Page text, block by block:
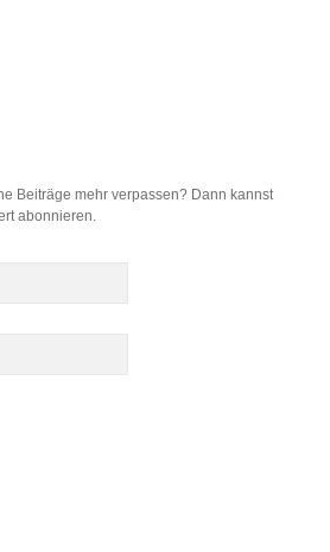
Beiträge mehr verpassen? Dann kannst
abonnieren.